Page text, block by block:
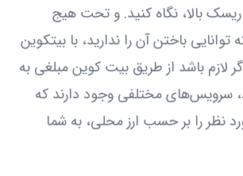
بالا، نگاه کنید. و تحت هیج
باختن آن را ندارید، با بیتکوین
لازم باشد از طریق بیت کوین مبلغی به
سرویس‌های مختلفی وجود دارند که
نظر را بر حسب ارز محلی، به شما